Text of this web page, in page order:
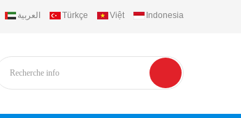
العربية Türkçe Việt Indonesia